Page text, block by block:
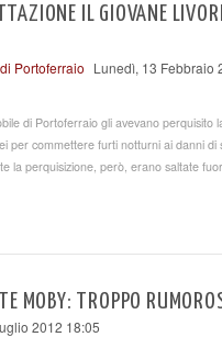
IL GIOVANE
Portoferraio Lunedì, 13 Febbraio
di Portoferraio gli avevano
per commettere furti notturni ai danni
la perquisizione, però, erano saltate
MOBY: TROPPO
2012 18:05